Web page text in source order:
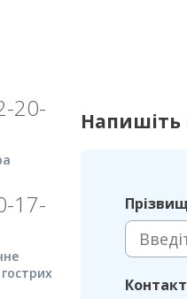
20-
17-
Напишіть